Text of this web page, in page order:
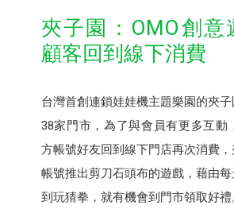
夾子園：OMO創意
顧客回到線下消費
台灣首創連鎖娃娃機主題樂園的夾
38家門市，為了與會員有更多互動
方帳號好友回到線下門店再次消費
帳號推出剪刀石頭布的遊戲，藉由
到玩猜拳，就有機會到門市領取好禮